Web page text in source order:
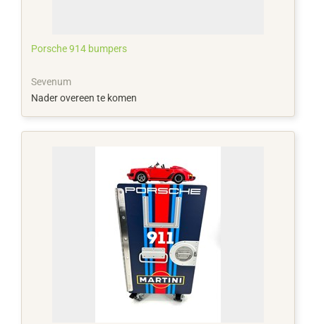
Porsche 914 bumpers
Sevenum
Nader overeen te komen